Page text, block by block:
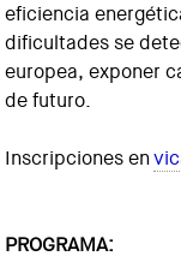
eficiencia
dificultades se
europea, exponer
de futuro.
Inscripciones en
PROGRAMA: